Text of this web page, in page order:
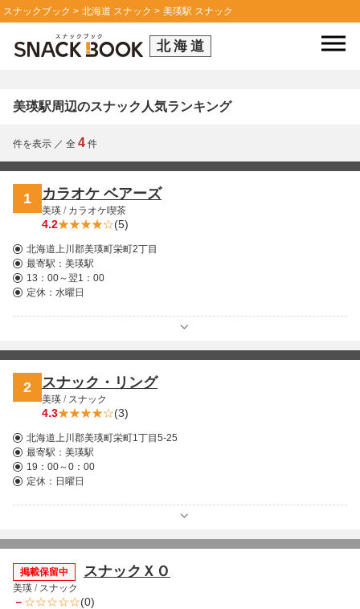
スナックブック 北海道 スナック 美瑛駅 スナック
北海道
美瑛駅周辺のスナック人気ランキング
件を表示 ／ 全 4 件
1 カラオケ ベアーズ
美瑛 / カラオケ喫茶
4.2 (5)
北海道上川郡美瑛町栄町2丁目
最寄駅： 美瑛駅
13：00～翌1：00
定休：水曜日
2 スナック・リング
美瑛 / スナック
4.3 (3)
北海道上川郡美瑛町栄町1丁目5-25
最寄駅： 美瑛駅
19：00～0：00
定休：日曜日
掲載保留中 スナックＸＯ
美瑛 / スナック
－ (0)